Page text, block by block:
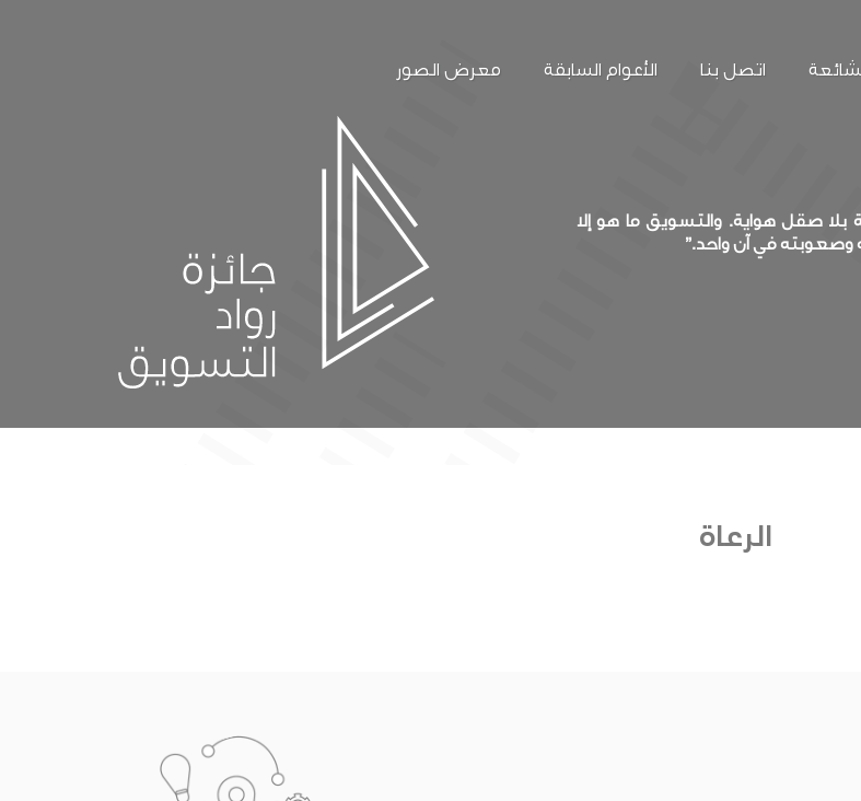
اتصل بنا الأعوام السابقة معرض الصور
صقل هواية. والتسويق ما هو إلا
وصعوبته في آن واحد.”
الرعاة